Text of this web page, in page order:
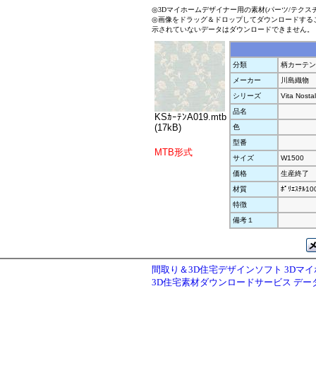
◎3Dマイホームデザイナー用の素材(パーツ/テクス
◎画像をドラッグ＆ドロップしてダウンロードす
示されていないデータはダウンロードできません。
KSｶｰﾃﾝA019.mtb
(17kB)
MTB形式
分類
柄カーテン
メーカー
川島織物
シリーズ
Vita
品名
色
型番
サイズ
W1500
価格
生産終了
材質
ﾎﾟﾘｴｽﾃﾙ
特徴
備考１
間取り＆3D住宅デザインソフト 3Dマ
3D住宅素材ダウンロードサービス デー